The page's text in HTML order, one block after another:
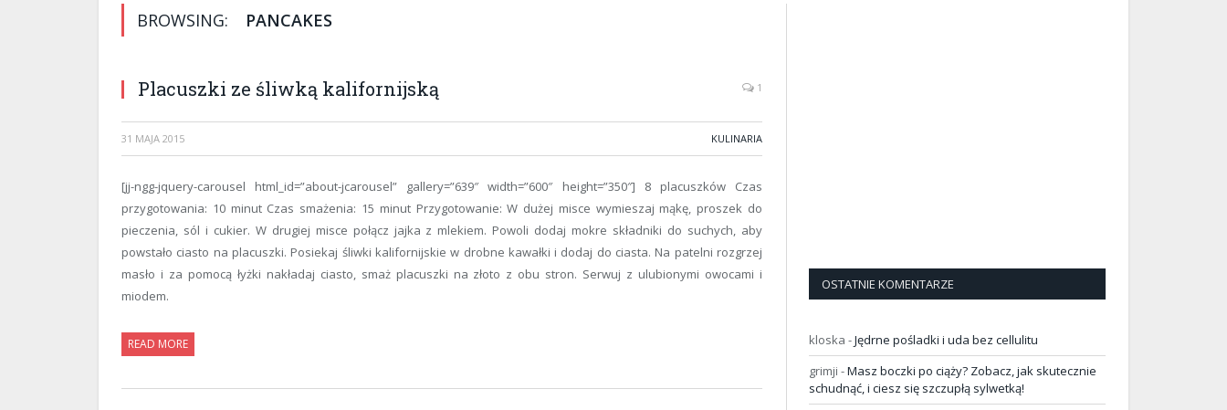
BROWSING: PANCAKES
Placuszki ze śliwką kalifornijską 1
31 MAJA 2015 KULINARIA
[jj-ngg-jquery-carousel html_id=”about-jcarousel” gallery=”639″ width=”600″ height=”350″] 8 placuszków Czas
przygotowania: 10 minut Czas smażenia: 15 minut Przygotowanie: W dużej misce wymieszaj mąkę, proszek do
pieczenia, sól i cukier. W drugiej misce połącz jajka z mlekiem. Powoli dodaj mokre składniki do suchych, aby
powstało ciasto na placuszki. Posiekaj śliwki kalifornijskie w drobne kawałki i dodaj do ciasta. Na patelni rozgrzej
masło i za pomocą łyżki nakładaj ciasto, smaż placuszki na złoto z obu stron. Serwuj z ulubionymi owocami i
miodem.
READ MORE
OSTATNIE KOMENTARZE
kloska -Jędrne pośladki i uda bez cellulitu
grimji -Masz boczki po ciąży? Zobacz, jak skutecznie
schudnąć, i ciesz się szczupłą sylwetką!